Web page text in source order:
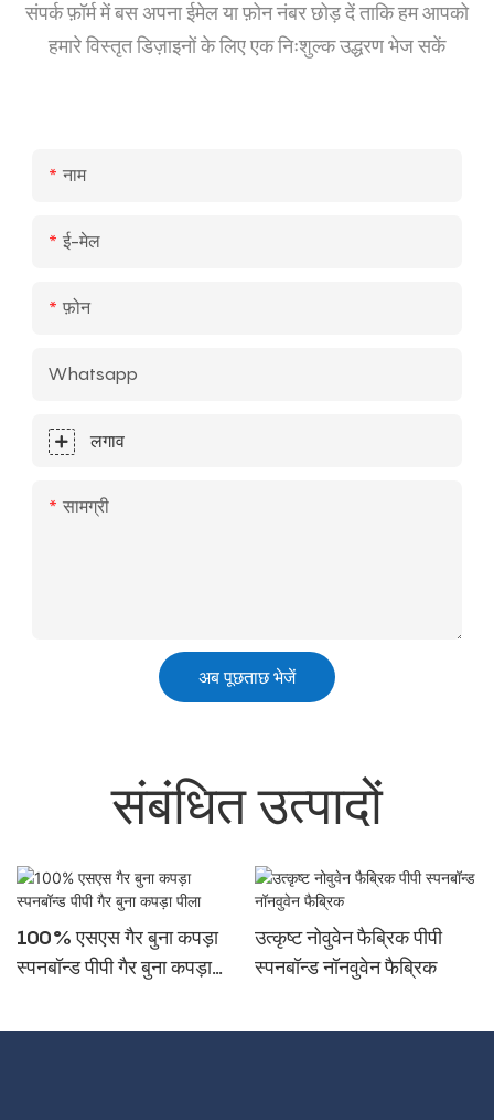
संपर्क फ़ॉर्म में बस अपना ईमेल या फ़ोन नंबर छोड़ दें ताकि हम आपको
हमारे विस्तृत डिज़ाइनों के लिए एक निःशुल्क उद्धरण भेज सकें
नाम
ई-मेल
फ़ोन
Whatsapp
लगाव
सामग्री
अब पूछताछ भेजें
संबंधित उत्पादों
100% एसएस गैर बुना कपड़ा
स्पनबॉन्ड पीपी गैर बुना कपड़ा
उत्कृष्ट नोवुवेन फैब्रिक पीपी
स्पनबॉन्ड नॉनवुवेन फैब्रिक